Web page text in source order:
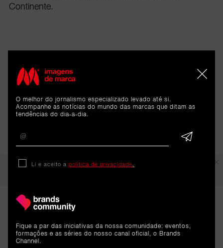
Continente.
O melhor do jornalismo especializado levado até si.
Acompanhe as notícias do mundo das marcas que ditam as
tendências do dia-a-dia.
Li e aceito a política de privacidade
Fique a par das iniciativas da nossa comunidade: eventos,
formações e as séries do nosso canal oficial, o Brands
Channel.